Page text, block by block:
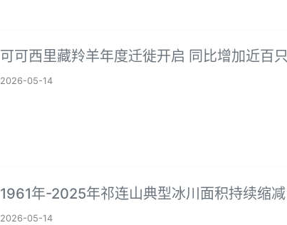
可可西里藏羚羊年度迁徙开启 同比增加近百只
2026-05-14
1961年-2025年祁连山典型冰川面积持续缩减
2026-05-14